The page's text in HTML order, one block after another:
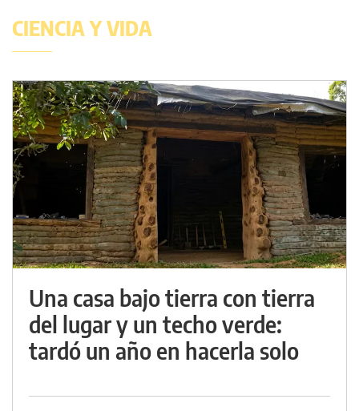
CIENCIA Y VIDA
Una casa bajo tierra con tierra
del lugar y un techo verde:
tardó un año en hacerla solo